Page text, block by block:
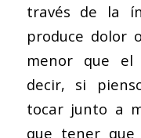
través de la
produce dolor
menor que el
decir, si
tocar junto a
que tener que